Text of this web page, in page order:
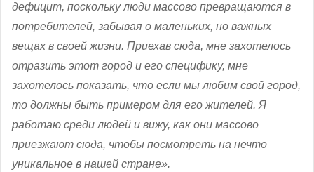
дефицит, поскольку люди массово превращаются в
потребителей, забывая о маленьких, но важных
вещах в своей жизни. Приехав сюда, мне захотелось
отразить этот город и его специфику, мне
захотелось показать, что если мы любим свой город,
то должны быть примером для его жителей. Я
работаю среди людей и вижу, как они массово
приезжают сюда, чтобы посмотреть на нечто
уникальное в нашей стране».